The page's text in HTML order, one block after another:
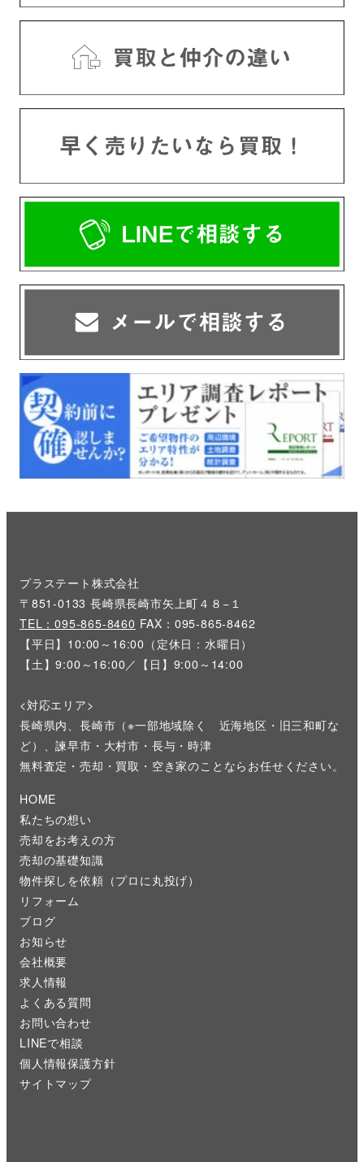
プラステート株式会社
〒851-0133 長崎県長崎市矢上町４８−１
TEL：095-865-8460 FAX：095-865-8462
【平日】10:00～16:00（定休日：水曜日）
【土】9:00～16:00／【日】9:00～14:00
<対応エリア>
長崎県内、長崎市（※一部地域除く 近海地区・旧三和町な
ど）、諫早市・大村市・長与・時津
無料査定・売却・買取・空き家のことならお任せください。
HOME
私たちの想い
売却をお考えの方
売却の基礎知識
物件探しを依頼（プロに丸投げ）
リフォーム
ブログ
お知らせ
会社概要
求人情報
よくある質問
お問い合わせ
LINEで相談
個人情報保護方針
サイトマップ